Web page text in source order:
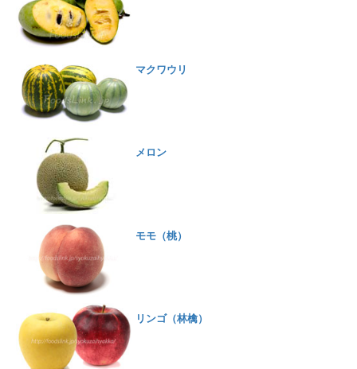
マクワウリ
メロン
モモ（桃）
リンゴ（林檎）